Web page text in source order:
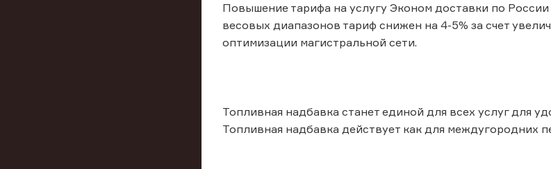
Повышение тарифа на услугу Эконом доставки по
весовых диапазонов тариф снижен на 4-5% за счет
оптимизации магистральной сети.
Топливная надбавка станет единой для всех услуг для
Топливная надбавка действует как для междугородних